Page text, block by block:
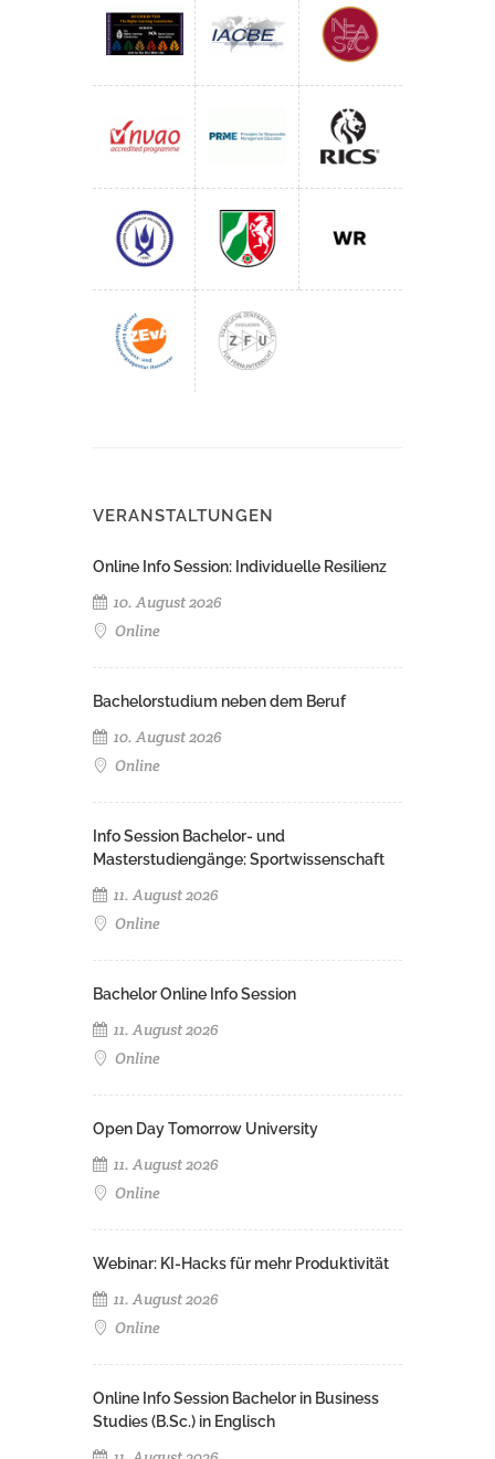
VERANSTALTUNGEN
Online Info Session: Individuelle Resilienz
10. August 2026
Online
Bachelorstudium neben dem Beruf
10. August 2026
Online
Info Session Bachelor- und
Masterstudiengänge: Sportwissenschaft
11. August 2026
Online
Bachelor Online Info Session
11. August 2026
Online
Open Day Tomorrow University
11. August 2026
Online
Webinar: KI-Hacks für mehr Produktivität
11. August 2026
Online
Online Info Session Bachelor in Business
Studies (B.Sc.) in Englisch